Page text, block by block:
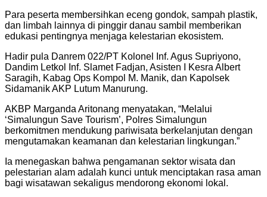
Para peserta membersihkan eceng gondok, sampah plastik,
dan limbah lainnya di pinggir danau sambil memberikan
edukasi pentingnya menjaga kelestarian ekosistem.
Hadir pula Danrem 022/PT Kolonel Inf. Agus Supriyono,
Dandim Letkol Inf. Slamet Fadjan, Asisten I Kesra Albert
Saragih, Kabag Ops Kompol M. Manik, dan Kapolsek
Sidamanik AKP Lutum Manurung.
AKBP Marganda Aritonang menyatakan, “Melalui
‘Simalungun Save Tourism’, Polres Simalungun
berkomitmen mendukung pariwisata berkelanjutan dengan
mengutamakan keamanan dan kelestarian lingkungan.”
Ia menegaskan bahwa pengamanan sektor wisata dan
pelestarian alam adalah kunci untuk menciptakan rasa aman
bagi wisatawan sekaligus mendorong ekonomi lokal.